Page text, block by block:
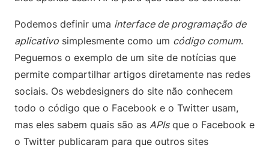
Podemos definir uma interface de programação de
aplicativo simplesmente como um código comum.
Peguemos o exemplo de um site de notícias que
permite compartilhar artigos diretamente nas redes
sociais. Os webdesigners do site não conhecem
todo o código que o Facebook e o Twitter usam,
mas eles sabem quais são as APIsque o Facebook e
o Twitter publicaram para que outros sites